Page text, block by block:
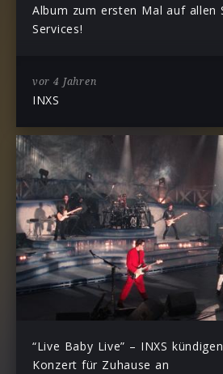
Album zum ersten Mal auf allen
Services!
vor 4 Jahren
INXS
“Live Baby Live” – INXS
Konzert für Zuhause an